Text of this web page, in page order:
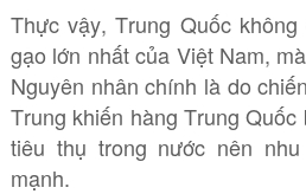
Thực vậy, Trung Quốc
gạo lớn nhất của Việt Nam,
Nguyên nhân chính là do
Trung khiến hàng Trung
tiêu thụ trong nước nên
mạnh.